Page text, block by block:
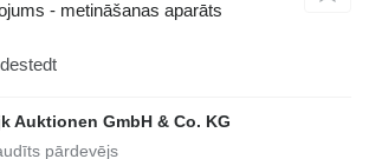
- metināšanas aparāts
Auktionen GmbH & Co. KG